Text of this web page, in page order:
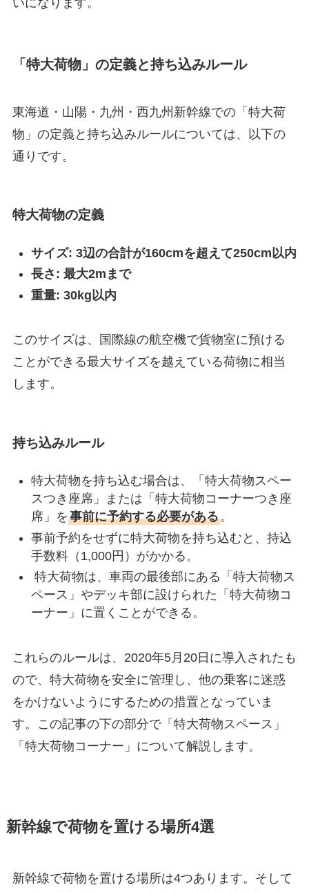
いになります。
「特大荷物」の定義と持ち込みルール
東海道・山陽・九州・西九州新幹線での「特大荷
物」の定義と持ち込みルールについては、以下の
通りです。
特大荷物の定義
サイズ: 3辺の合計が160cmを超えて250cm以内
長さ: 最大2mまで
重量: 30kg以内
このサイズは、国際線の航空機で貨物室に預ける
ことができる最大サイズを越えている荷物に相当
します。
持ち込みルール
特大荷物を持ち込む場合は、「特大荷物スペー
スつき座席」または「特大荷物コーナーつき座
席」を事前に予約する必要がある。
事前予約をせずに特大荷物を持ち込むと、持込
手数料（1,000円）がかかる。
特大荷物は、車両の最後部にある「特大荷物ス
ペース」やデッキ部に設けられた「特大荷物コ
ーナー」に置くことができる。
これらのルールは、2020年5月20日に導入されたも
ので、特大荷物を安全に管理し、他の乗客に迷惑
をかけないようにするための措置となっていま
す。この記事の下の部分で「特大荷物スペース」
「特大荷物コーナー」について解説します。
新幹線で荷物を置ける場所4選
新幹線で荷物を置ける場所は4つあります。そして